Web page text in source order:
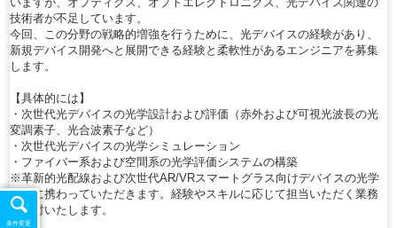
技術者が不足しています。
今回、この分野の戦略的増強を行うために、光デバイスの経験があり、
新規デバイス開発へと展開できる経験と柔軟性があるエンジニアを募集
します。
【具体的には】
・次世代光デバイスの光学設計および評価（赤外および可視光波長の光
変調素子、光合波素子など）
・次世代光デバイスの光学シミュレーション
・ファイバー系および空間系の光学評価システムの構築
※革新的光配線および次世代AR/VRスマートグラス向けデバイスの光学
評価に携わっていただきます。経験やスキルに応じて担当いただく業務
を検討いたします。
条件変更